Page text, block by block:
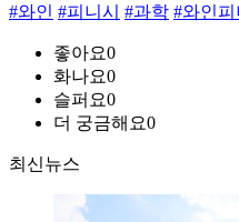
#와인 #피니시 #과학 #와인피
좋아요0
화나요0
슬퍼요0
더 궁금해요0
최신뉴스